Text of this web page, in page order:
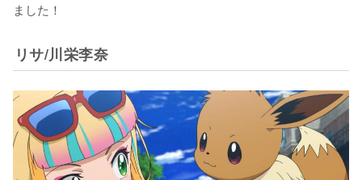
ました！
リサ/川栄李奈